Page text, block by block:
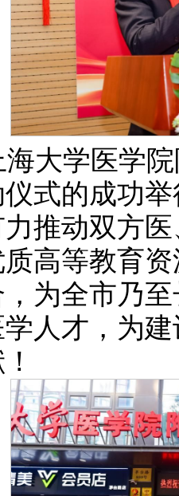
海大学医学
式的成功
推动双方
高等教育
为全市乃
人才，为